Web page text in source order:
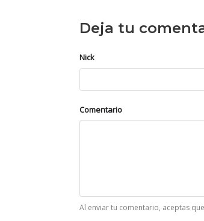
Deja tu
Nick
Comentario
Al enviar tu comentario, aceptas